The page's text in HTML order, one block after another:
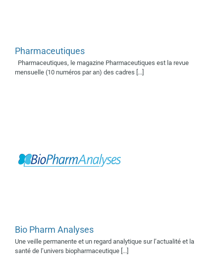
Pharmaceutiques
Pharmaceutiques, le magazine Pharmaceutiques est la revue
mensuelle (10 numéros par an) des cadres [...]
Bio Pharm Analyses
Supporters médias 2018
Supporters médias 2019
Bio Pharm Analyses
Une veille permanente et un regard analytique sur l’actualité et la
santé de l’univers biopharmaceutique [...]
Supporter média 2025
Supporter médias 2023
Supporters média 2022